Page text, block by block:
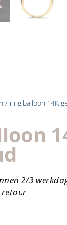
/ ring balloon 14K
2/3
retour